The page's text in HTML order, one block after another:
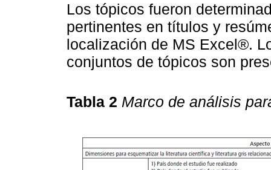
Los tópicos fueron
pertinentes en títulos y
localización de MS Excel®.
conjuntos de tópicos son
Tabla 2 Marco de análisis